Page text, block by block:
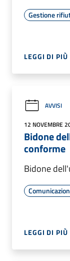
Gestione
LEGGI DI PIÙ
AVVISI
12 NOVEMBRE
Bidone
conforme
Bidone
LEGGI DI PIÙ